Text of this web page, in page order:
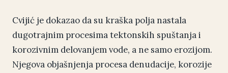
Cvijić je dokazao da su kraška polja nastala
dugotrajnim procesima tektonskih spuštanja i
korozivnim delovanjem vode, a ne samo erozijom.
Njegova objašnjenja procesa denudacije, korozije